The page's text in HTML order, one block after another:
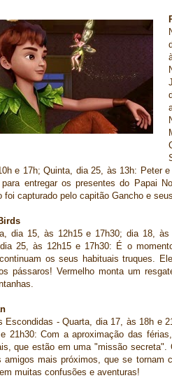
e 17h; Quinta, dia 25, às 13h: Peter
para entregar os presentesdo Papai
foi capturado pelo capitão Gancho e
dia 15, às 12h15 e 17h30; dia 18,
25, às 12h15 e 17h30: É o
os seus habituais truques.
pássaros! Vermelho monta um
Escondidas - Quarta, dia 17, às 18h e
21h30: Com a aproximação das
que estão emuma "missão secreta".
amigos mais próximos, que se tornam
muitas confusões e aventuras!